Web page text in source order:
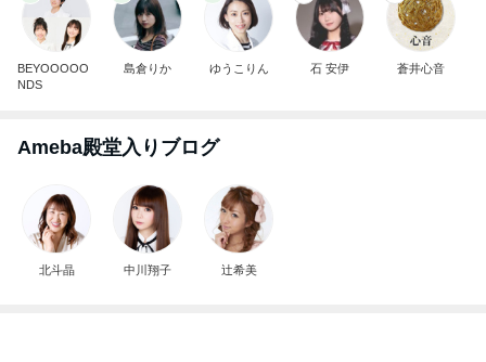
BEYOOOOO
NDS
島倉りか ゆうこりん 石 安伊 蒼井心音
Ameba殿堂入りブログ
北斗晶 中川翔子 辻希美